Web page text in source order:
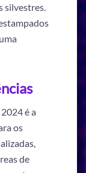
silvestres.
é a
os
de